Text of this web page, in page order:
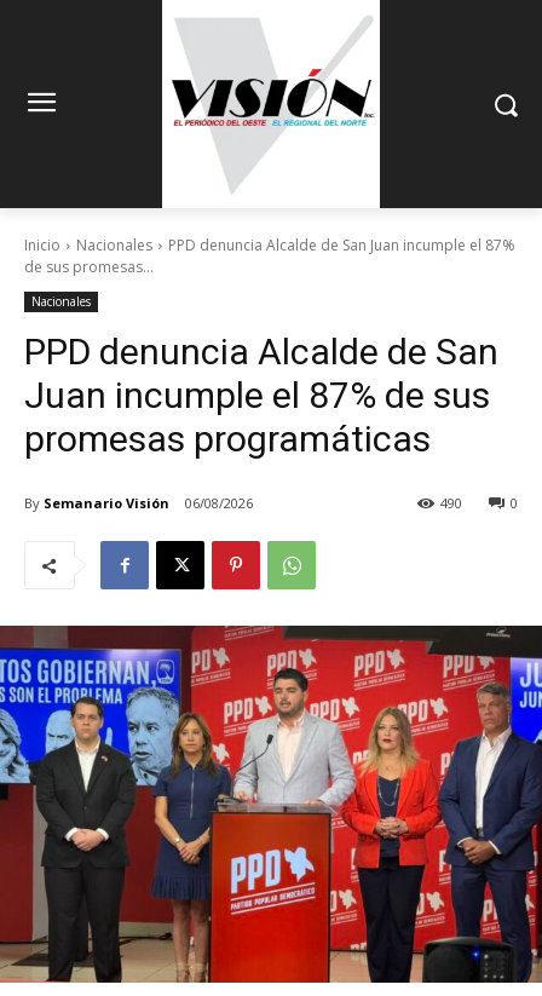
Inicio Nacionales
PPD denuncia Alcalde de San Juan incumple el 87%
de sus promesas...
Nacionales
PPD denuncia Alcalde de San
Juan incumple el 87% de sus
promesas programáticas
By Semanario Visión 06/08/2026 0
490